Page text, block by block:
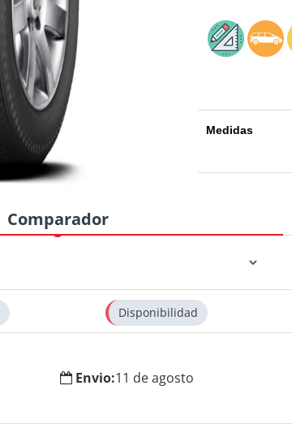
Medidas
Comparador
Disponibilidad
Envio:11 de agosto